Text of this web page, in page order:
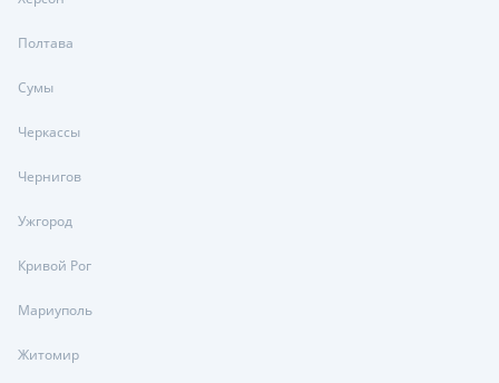
Полтава
Сумы
Черкассы
Чернигов
Ужгород
Кривой Рог
Мариуполь
Житомир